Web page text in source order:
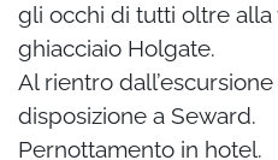
gli occhi di tutti oltre
ghiacciaio Holgate.
Al rientro
disposizione a Seward.
Pernottamento in hotel.